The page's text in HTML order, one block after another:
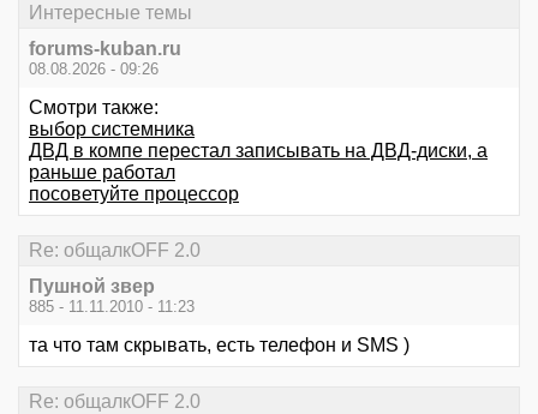
Интересные темы
forums-kuban.ru
08.08.2026 - 09:26
Смотри также:
выбор системника
ДВД в компе перестал записывать на ДВД-диски, а
раньше работал
посоветуйте процессор
Re: общалкOFF 2.0
Пушной звер
885 - 11.11.2010 - 11:23
та что там скрывать, есть телефон и SMS )
Re: общалкOFF 2.0